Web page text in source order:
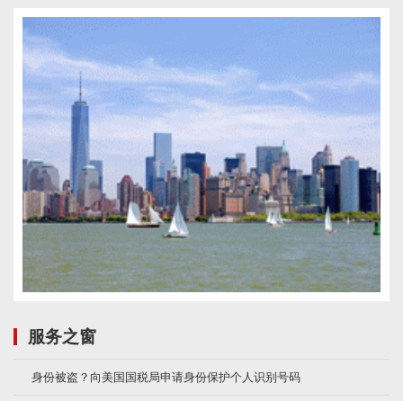
服务之窗
身份被盗？向美国国税局申请身份保护个人识别号码